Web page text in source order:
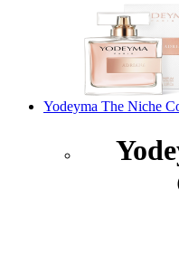
Yodeyma The Niche